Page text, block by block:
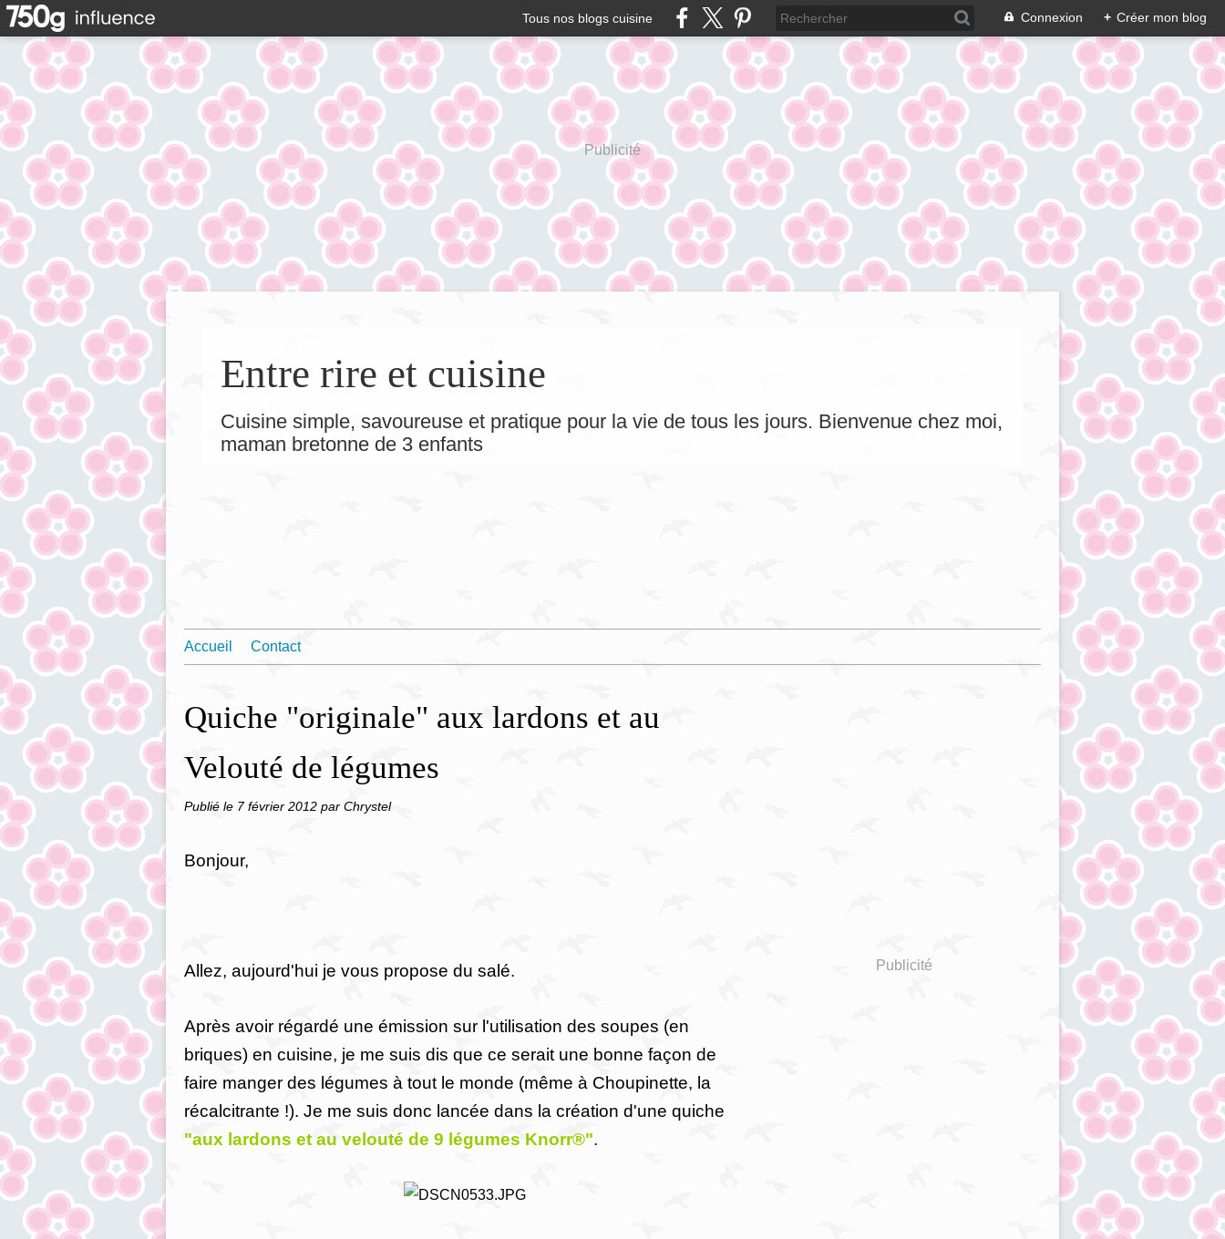
Tous nos blogs cuisine Connexion + Créer mon blog
Publicité
Entre rire et cuisine
Cuisine simple, savoureuse et pratique pour la vie de tous les jours. Bienvenue chez moi,
maman bretonne de 3 enfants
Accueil Contact
Quiche "originale" aux lardons et au
Velouté de légumes
Publié le 7 février 2012 par Chrystel
Bonjour,
Allez, aujourd'hui je vous propose du salé.
Après avoir régardé une émission sur l'utilisation des soupes (en
briques) en cuisine, je me suis dis que ce serait une bonne façon de
faire manger des légumes à tout le monde (même à Choupinette, la
récalcitrante !). Je me suis donc lancée dans la création d'une quiche
"aux lardons et au velouté de 9 légumes Knorr®".
Publicité